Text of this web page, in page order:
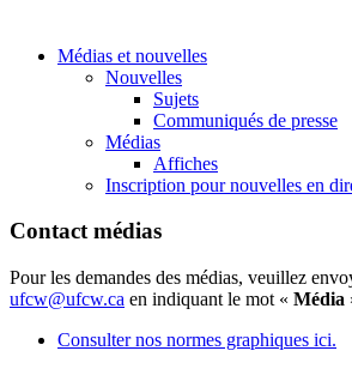
Médias et nouvelles
Nouvelles
Sujets
Communiqués de presse
Médias
Affiches
Inscription pour nouvelles en
Contact médias
Pour les demandes des médias, veuillez
ufcw@ufcw.ca en indiquant le mot « Média
Consulter nos normes graphiques ici.